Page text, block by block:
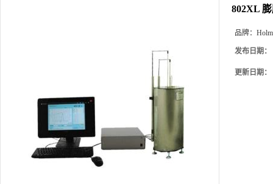
802XL
品牌：
发布日期：
更新日期：